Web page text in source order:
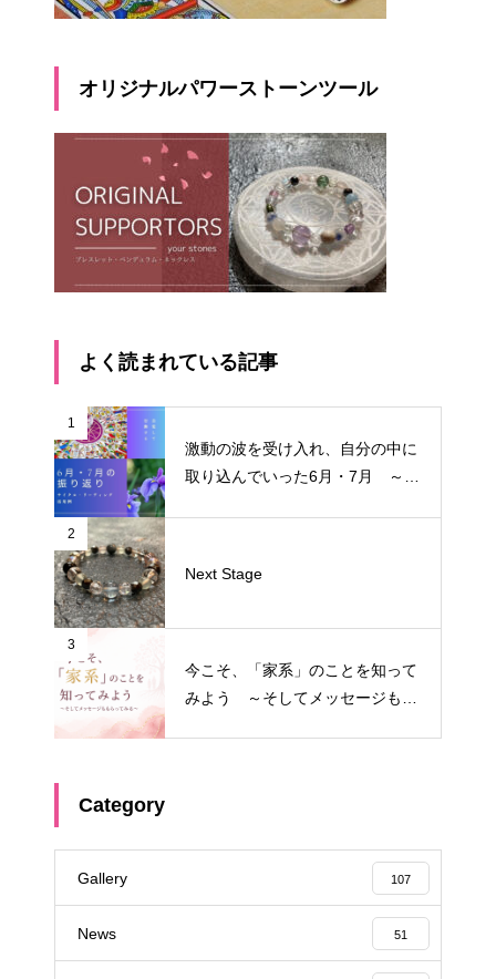
オリジナルパワーストーンツール
よく読まれている記事
1
激動の波を受け入れ、自分の中に
取り込んでいった6月・7月 ～サ
2
Next Stage
3
今こそ、「家系」のことを知って
みよう ～そしてメッセージもも
Category
Gallery 107
News 51